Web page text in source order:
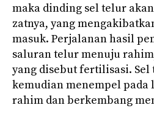
maka dinding sel telur
zatnya, yang
masuk. Perjalanan hasil
saluran telur menuju
yang disebut fertilisasi.
kemudian menempel pada
rahim dan berkembang